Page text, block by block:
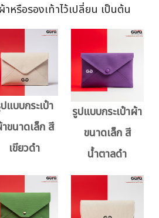
หรือรองเท้าไว้เปลี่ยน เป็นต้น
แบบกระเป๋า
ขนาดเล็ก สี
เขียวดำ
รูปแบบกระเป๋าผ้า
ขนาดเล็ก สี
น้ำตาลดำ